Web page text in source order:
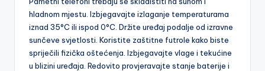
hladnom mjestu. Izbjegavajte izlaganje temperaturama
iznad 35°C ili ispod 0°C. Držite uređaj podalje od izravne
sunčeve svjetlosti. Koristite zaštitne futrole kako biste
spriječili fizička oštećenja. Izbjegavajte vlage i tekućine
u blizini uređaja. Redovito provjeravajte stanje baterije i